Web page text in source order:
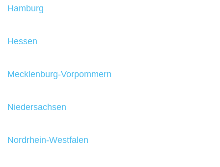
Hamburg
Hessen
Mecklenburg-Vorpommern
Niedersachsen
Nordrhein-Westfalen